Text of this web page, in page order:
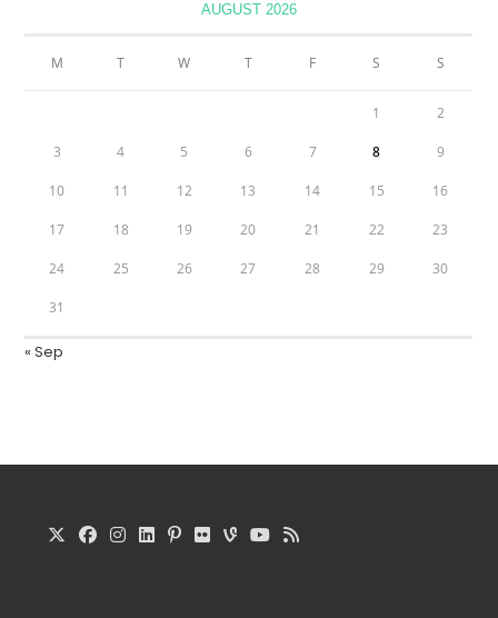
AUGUST 2026
M T W T F S S
1 2
3 4 5 6 7 8 9
10 11 12 13 14 15 16
17 18 19 20 21 22 23
24 25 26 27 28 29 30
31
« Sep